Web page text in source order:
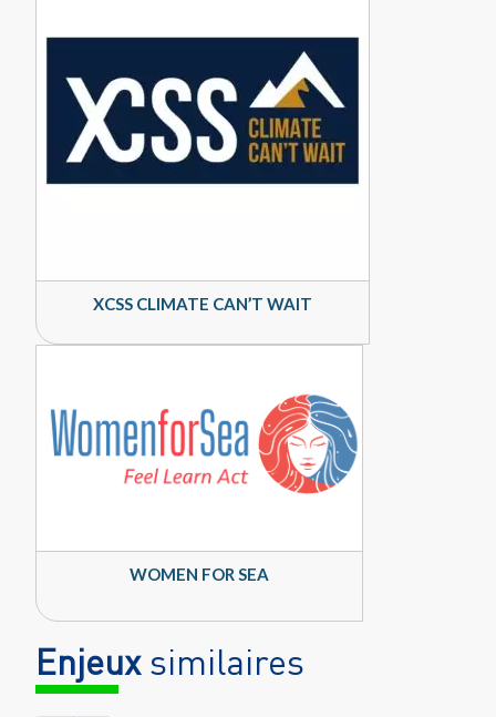
XCSS CLIMATE CAN’T WAIT
WOMEN FOR SEA
Enjeuxsimilaires